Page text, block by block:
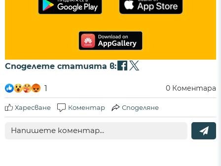
Споделете статията в:
1 0 Коментара
Харесване Коментар Споделяне